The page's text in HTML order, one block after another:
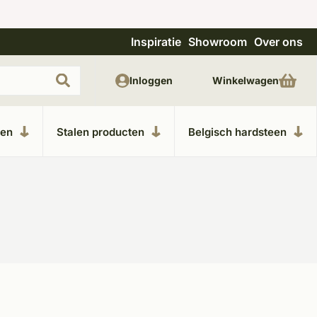
Uitgebreide showroom in Kesteren Unieke
Inspiratie Showroom Over ons
Stalen producten Belgisch hardsteen
Inloggen Winkelwagen